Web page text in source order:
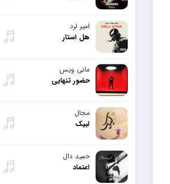
امیر لرد
هل استار
مانی ویس
حضور تنهایی
مجال
لبیک
حمید دال
اعتماد